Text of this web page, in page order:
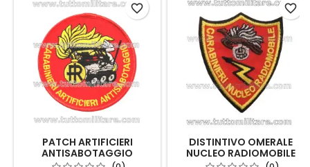
PATCH ARTIFICIERI
ANTISABOTAGGIO
CARABINIERI
favorite_border
DISTINTIVO OMERALE
NUCLEO RADIOMOBILE
CARABINIERI
favorite_border